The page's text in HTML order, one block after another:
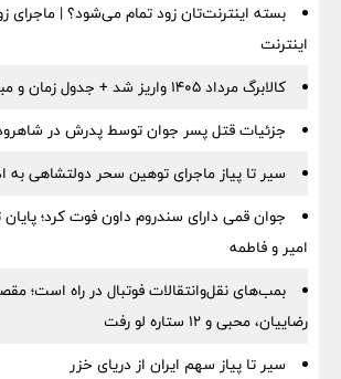
بسته اینترنت‌تان زود تمام می‌شود؟ | ماجرای
اینترنت
کالابرگ مرداد ۱۴۰۵ واریز شد + جدول زمان و مبلغ کالابرگ
جزئیات قتل پسر جوان توسط پدرش در
سیر تا پیاز ماجرای توهین سحر دولتشاهی به
جوان قمی دارای سندروم داون فوت کرد؛
امیر و فاطمه
بمب‌های نقل‌وانتقالات فوتبال در راه است؛
رضاییان، محبی و ۱۲ ستاره لو رفت
سیر تا پیاز سهم ایران از دریای خزر